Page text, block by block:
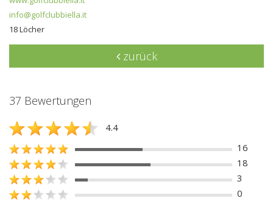
info@golfclubbiella.it
18 Löcher
zurück
37 Bewertungen
4.4
16
18
3
0